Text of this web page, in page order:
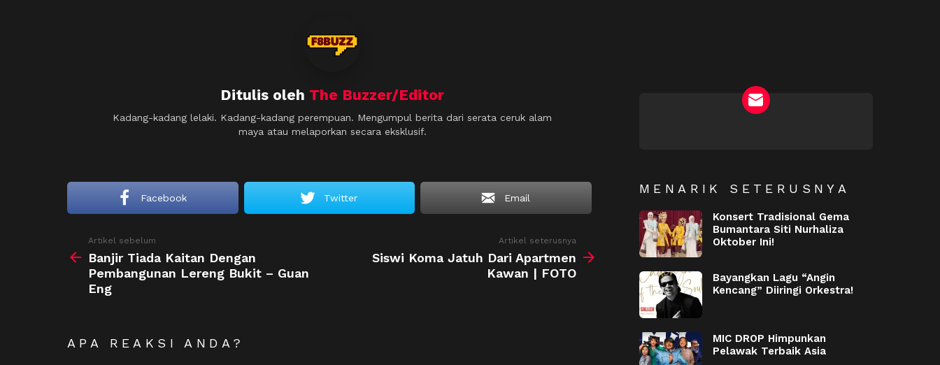
Ditulis oleh The Buzzer/Editor
Kadang-kadang lelaki. Kadang-kadang perempuan. Mengumpul berita dari serata ceruk alam
maya atau melaporkan secara eksklusif.
Facebook Twitter Email
more
Artikel sebelum
Banjir Tiada Kaitan Dengan
Pembangunan Lereng Bukit – Guan
Eng
Artikel seterusnya
Siswi Koma Jatuh Dari Apartmen
Kawan | FOTO
APA REAKSI ANDA?
MENARIK SETERUSNYA
Konsert Tradisional Gema
Bumantara Siti Nurhaliza
Oktober Ini!
Bayangkan Lagu “Angin
Kencang” Diiringi Orkestra!
MIC DROP Himpunkan
Pelawak Terbaik Asia